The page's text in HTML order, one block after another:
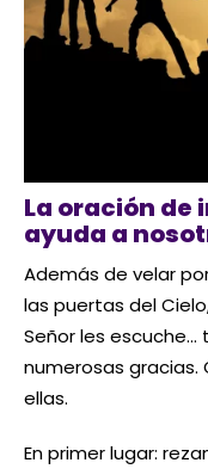
La oración de
ayuda a
Además de velar
las puertas del
Señor les
numerosas gracias.
ellas.
En primer lugar: